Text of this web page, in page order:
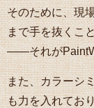
そのために、現
まで手を抜くこ
――それが
また、カラーシ
も力を入れてお